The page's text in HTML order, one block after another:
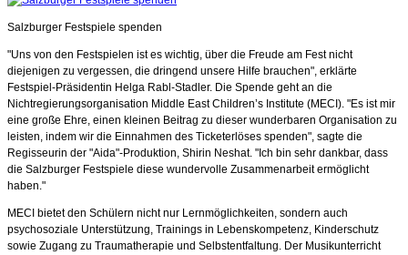
Salzburger Festspiele spenden
"Uns von den Festspielen ist es wichtig, über die Freude am Fest nicht
diejenigen zu vergessen, die dringend unsere Hilfe brauchen", erklärte
Festspiel-Präsidentin Helga Rabl-Stadler. Die Spende geht an die
Nichtregierungsorganisation Middle East Children’s Institute (MECI). "Es ist mir
eine große Ehre, einen kleinen Beitrag zu dieser wunderbaren Organisation zu
leisten, indem wir die Einnahmen des Ticketerlöses spenden", sagte die
Regisseurin der "Aida"-Produktion, Shirin Neshat. "Ich bin sehr dankbar, dass
die Salzburger Festspiele diese wundervolle Zusammenarbeit ermöglicht
haben."
MECI bietet den Schülern nicht nur Lernmöglichkeiten, sondern auch
psychosoziale Unterstützung, Trainings in Lebenskompetenz, Kinderschutz
sowie Zugang zu Traumatherapie und Selbstentfaltung. Der Musikunterricht